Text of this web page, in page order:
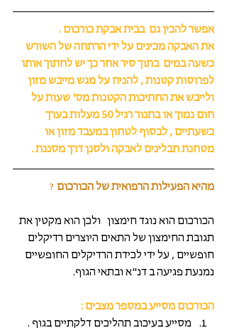
אפשר להכין גם  בבית אבקת כורכום .
את האבקה מכינים על ידי הרתחה של השורש
כשעה במים  בתוך סיר אחר כך יש לחתוך אותו
לפרוסות קטנות , להניח על מגש מייבש מזון
ולייבש את החתיכות הקטנות מס' שעות על
חום נמוך או בתנור רגיל 50 מעלות בערך
כשעתיים , לבסוף לטחון במעבד מזון או
מטחנת תבלינים לאבקה ולסנן דרך מסננת .
מהיא הפעילות הרפואית של הכורכום ?
הכורכום הוא נוגד חימצון   ולכן הוא מקטין את
תגובת החימצון של התאים היוצרים רדיקלים
חופשיים , על ידי לכידת הרדיקלים החופשיים
נמנעת פגיעה ב דנ"א ובתאי הגוף.
הכורכום מסייע במספר מצבים :
מסייע בעיכוב תהליכים דלקתיים בגוף .